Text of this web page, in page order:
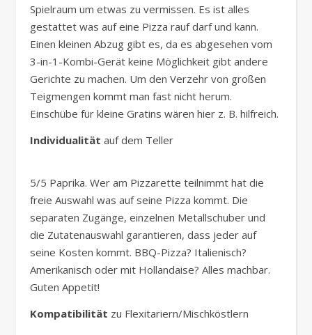
Spielraum um etwas zu vermissen. Es ist alles
gestattet was auf eine Pizza rauf darf und kann.
Einen kleinen Abzug gibt es, da es abgesehen vom
3-in-1-Kombi-Gerät keine Möglichkeit gibt andere
Gerichte zu machen. Um den Verzehr von großen
Teigmengen kommt man fast nicht herum.
Einschübe für kleine Gratins wären hier z. B. hilfreich.
Individualität auf dem Teller
5/5 Paprika. Wer am Pizzarette teilnimmt hat die
freie Auswahl was auf seine Pizza kommt. Die
separaten Zugänge, einzelnen Metallschuber und
die Zutatenauswahl garantieren, dass jeder auf
seine Kosten kommt. BBQ-Pizza? Italienisch?
Amerikanisch oder mit Hollandaise? Alles machbar.
Guten Appetit!
Kompatibilität zu Flexitariern/Mischköstlern